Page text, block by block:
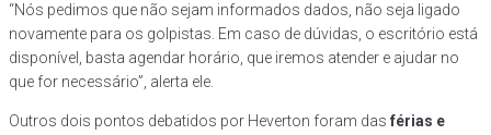
“Nós pedimos que não sejam informados dados, não seja ligado
novamente para os golpistas. Em caso de dúvidas, o escritório está
disponível, basta agendar horário, que iremos atender e ajudar no
que for necessário”, alerta ele.
Outros dois pontos debatidos por Heverton foram das férias e